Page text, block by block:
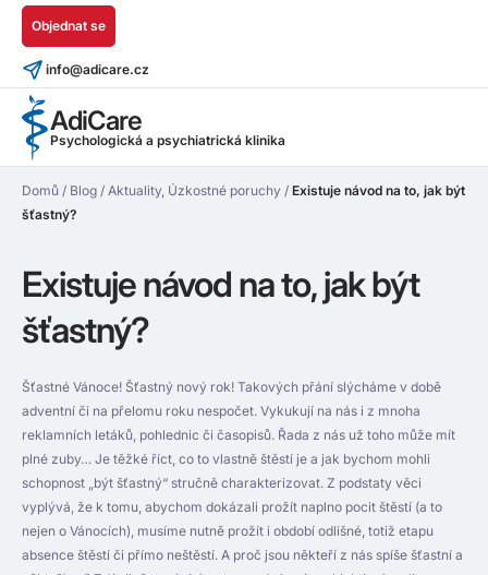
AdiCare
Psychologická a psychiatrická klinika
Objednat se
info@adicare.cz
Domů / Blog / Aktuality, Úzkostné poruchy / Existuje návod na to, jak být
šťastný?
Existuje návod na to, jak být
šťastný?
Šťastné Vánoce! Šťastný nový rok! Takových přání slýcháme v době
adventní či na přelomu roku nespočet. Vykukují na nás i z mnoha
reklamních letáků, pohlednic či časopisů. Řada z nás už toho může mít
plné zuby… Je těžké říct, co to vlastně štěstí je a jak bychom mohli
schopnost „být šťastný“ stručně charakterizovat. Z podstaty věci
vyplývá, že k tomu, abychom dokázali prožít naplno pocit štěstí (a to
nejen o Vánocích), musíme nutně prožít i období odlišné, totiž etapu
absence štěstí či přímo neštěstí. A proč jsou někteří z nás spíše šťastní a